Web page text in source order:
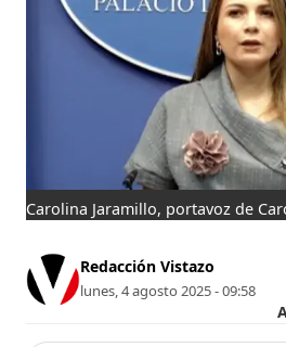
Carolina Jaramillo, portavoz de
Redacción Vistazo
lunes, 4 agosto 2025 - 09:58